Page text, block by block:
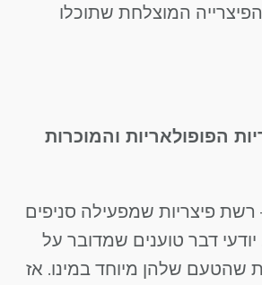
המוצלחת שתוכלו
הפופולאריות והמוכרות
רשת פיצריות שמפעילה סניפים
דבר טוענים שמדובר על
שהטעם שלהן מיוחד במינו. אז